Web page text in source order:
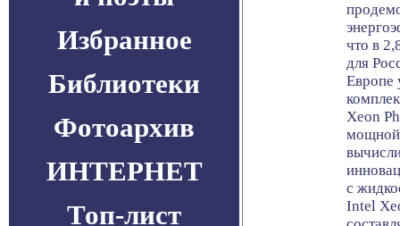
Избранное
Библиотеки
Фотоархив
ИНТЕРНЕТ
Топ-лист
что в
для
Европе
Xeon
мощной
с
Intel